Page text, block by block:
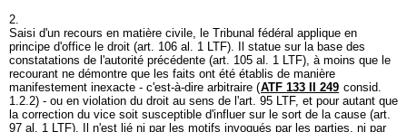
2.
Saisi d'un recours en matière civile, le Tribunal fédéral applique en
principe d'office le droit (art. 106 al. 1 LTF). Il statue sur la base des
constatations de l'autorité précédente (art. 105 al. 1 LTF), à moins que le
recourant ne démontre que les faits ont été établis de manière
manifestement inexacte - c'est-à-dire arbitraire (ATF 133 II 249 consid.
1.2.2) - ou en violation du droit au sens de l'art. 95 LTF, et pour autant que
la correction du vice soit susceptible d'influer sur le sort de la cause (art.
97 al. 1 LTF). Il n'est lié ni par les motifs invoqués par les parties, ni par